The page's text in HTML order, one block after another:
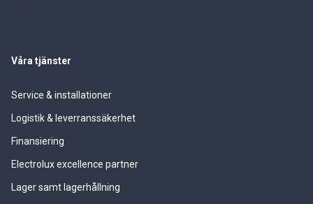
Våra tjänster
Service & installationer
Logistik & leverranssäkerhet
Finansiering
Electrolux excellence partner
Lager samt lagerhållning